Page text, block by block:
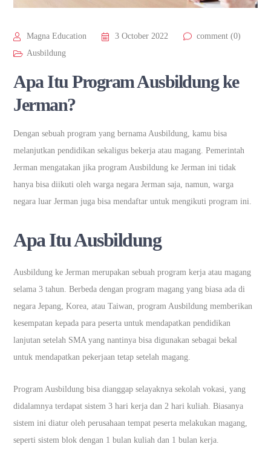
Magna Education 3 October 2022
comment (0)
Ausbildung
Apa Itu Program Ausbildung ke
Jerman?
Dengan sebuah program yang bernama Ausbildung, kamu bisa
melanjutkan pendidikan sekaligus bekerja atau magang. Pemerintah
Jerman mengatakan jika program Ausbildung ke Jerman ini tidak
hanya bisa diikuti oleh warga negara Jerman saja, namun, warga
negara luar Jerman juga bisa mendaftar untuk mengikuti program ini.
Apa Itu Ausbildung
Ausbildung ke Jerman merupakan sebuah program kerja atau magang
selama 3 tahun. Berbeda dengan program magang yang biasa ada di
negara Jepang, Korea, atau Taiwan, program Ausbildung memberikan
kesempatan kepada para peserta untuk mendapatkan pendidikan
lanjutan setelah SMA yang nantinya bisa digunakan sebagai bekal
untuk mendapatkan pekerjaan tetap setelah magang.
Program Ausbildung bisa dianggap selayaknya sekolah vokasi, yang
didalamnya terdapat sistem 3 hari kerja dan 2 hari kuliah. Biasanya
sistem ini diatur oleh perusahaan tempat peserta melakukan magang,
seperti sistem blok dengan 1 bulan kuliah dan 1 bulan kerja.